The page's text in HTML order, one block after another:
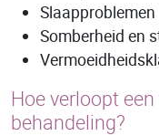
Somberheid en
Hoe verloopt
behandeling?